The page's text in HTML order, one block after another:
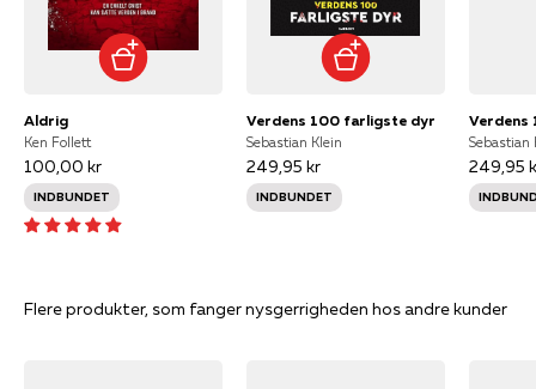
Aldrig
Ken Follett
100,00 kr
INDBUNDET
Verdens 100 farligste dyr
Sebastian Klein
249,95 kr
INDBUNDET
Sebastian
249,95
Flere produkter, som fanger nysgerrigheden hos andre kunder